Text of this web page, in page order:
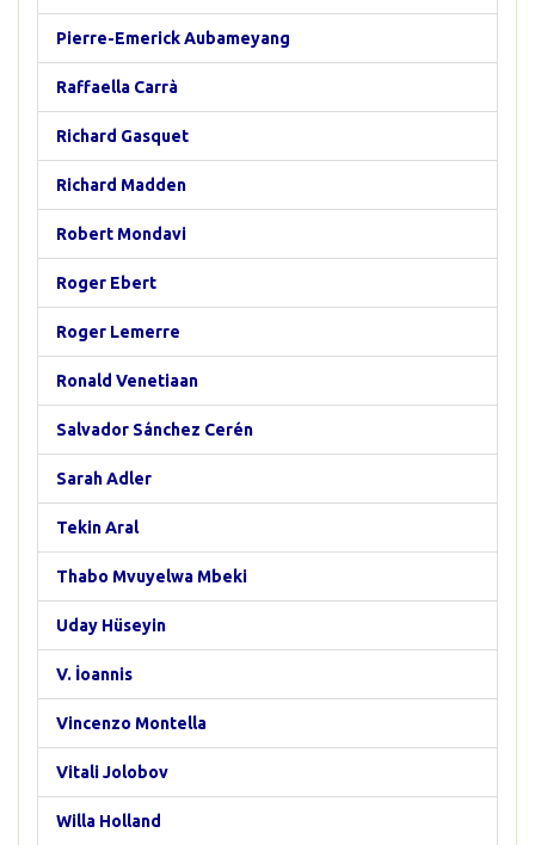
Pierre-Emerick Aubameyang
Raffaella Carrà
Richard Gasquet
Richard Madden
Robert Mondavi
Roger Ebert
Roger Lemerre
Ronald Venetiaan
Salvador Sánchez Cerén
Sarah Adler
Tekin Aral
Thabo Mvuyelwa Mbeki
Uday Hüseyin
V. İoannis
Vincenzo Montella
Vitali Jolobov
Willa Holland